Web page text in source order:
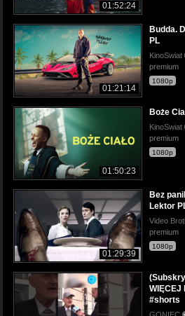
01:52:24
01:21:14
Budda.
PL
KinoSwiat
premium
1080p
01:50:23
Boże
KinoSwiat
premium
1080p
01:29:39
Bez
Lektor
Video
premium
1080p
WIĘCEJ
#shorts